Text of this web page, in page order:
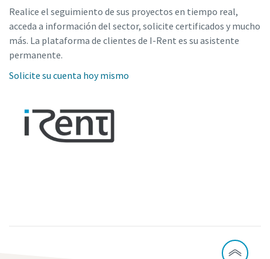
Realice el seguimiento de sus proyectos en tiempo real,
acceda a información del sector, solicite certificados y mucho
más. La plataforma de clientes de I-Rent es su asistente
permanente.
Solicite su cuenta hoy mismo